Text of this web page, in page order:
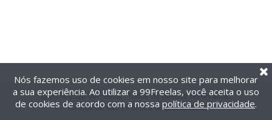
@2014-2026 99Freelas. Todos os direitos reservados.
Termos de uso| Política de privacidade
Nós fazemos uso de cookies em nosso site para melhorar
a sua experiência. Ao utilizar a 99Freelas, você aceita o uso
de cookies de acordo com a nossa política de privacidade.